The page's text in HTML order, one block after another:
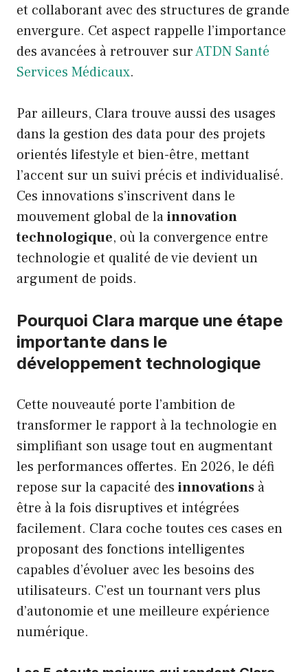
et collaborant avec des structures de grande
envergure. Cet aspect rappelle l’importance
des avancées à retrouver surATDN Santé
Services Médicaux.
Par ailleurs, Clara trouve aussi des usages
dans la gestion des data pour des projets
orientés lifestyle et bien-être, mettant
l’accent sur un suivi précis et individualisé.
Ces innovations s’inscrivent dans le
mouvement global de lainnovation
technologique, où la convergence entre
technologie et qualité de vie devient un
argument de poids.
Pourquoi Clara marque une étape
importante dans le
développement technologique
Cette nouveauté porte l’ambition de
transformer le rapport à la technologie en
simplifiant son usage tout en augmentant
les performances offertes. En 2026, le défi
repose sur la capacité des innovations à
être à la fois disruptives et intégrées
facilement. Clara coche toutes ces cases en
proposant des fonctions intelligentes
capables d’évoluer avec les besoins des
utilisateurs. C’est un tournant vers plus
d’autonomie et une meilleure expérience
numérique.